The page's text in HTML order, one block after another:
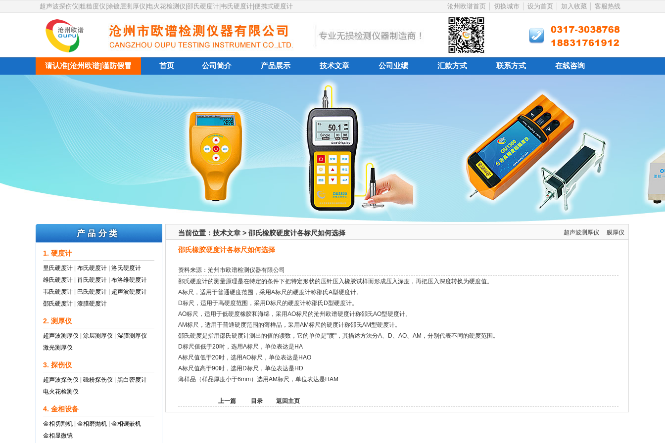
超声波探伤仪|粗糙度仪|涂镀层测厚仪|电火花检测仪|邵氏硬度计|韦氏硬度计|便携式硬度计 沧州欧谱首页 切换城市 设为首页 加入收藏 客服热线
请认准[沧州欧谱]谨防假冒 首页 公司简介 产品展示 技术文章 公司业绩 汇款方式 联系方式 在线咨询
1. 硬度计
里氏硬度计 布氏硬度计
洛氏硬度计
维氏硬度计
肖氏硬度计
布洛维硬度计
韦氏硬度计
巴氏硬度计
超声波硬度计
邵氏硬度计
漆膜硬度计
2. 测厚仪
超声波测厚仪 涂层测厚仪
湿膜测厚仪
激光测厚仪
3. 探伤仪
超声波探伤仪 磁粉探伤仪
黑白密度计
电火花检测仪
4. 金相设备
金相切割机 金相磨抛机
金相镶嵌机
金相显微镜
当前位置： 技术文章 > 邵氏橡胶硬度计各标尺如何选择 超声波测厚仪 膜厚仪
邵氏橡胶硬度计各标尺如何选择
资料来源：沧州市欧谱检测仪器有限公司
邵氏硬度计的测量原理是在特定的条件下把特定形状的压针压入橡胶试样而形成压入深度，再把压入深度转换为硬度值。
A标尺，适用于普通硬度范围，采用A标尺的硬度计称邵氏A型硬度计。
D标尺，适用于高硬度范围，采用D标尺的硬度计称邵氏D型硬度计。
AO标尺，适用于低硬度橡胶和海绵，采用AO标尺的沧州欧谱硬度计称邵氏AO型硬度计。
AM标尺，适用于普通硬度范围的薄样品，采用AM标尺的硬度计称邵氏AM型硬度计。
邵氏硬度是指用邵氏硬度计测出的值的读数，它的单位是"度"，其描述方法分A、D、AO、AM，分别代表不同的硬度范围。
D标尺值低于20时，选用A标尺，单位表达是HA
A标尺值低于20时，选用AO标尺，单位表达是HAO
A标尺值高于90时，选用D标尺，单位表达是HD
薄样品（样品厚度小于6mm）选用AM标尺，单位表达是HAM
上一篇 目录 返回主页